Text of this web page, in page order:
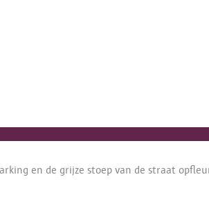
en de grijze stoep van de straat